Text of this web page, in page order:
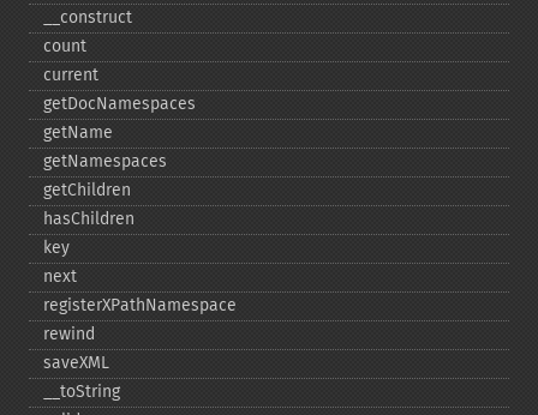
_​_​construct
count
current
getDocNamespaces
getName
getNamespaces
getChildren
hasChildren
key
next
registerXPathNamespace
rewind
saveXML
_​_​toString